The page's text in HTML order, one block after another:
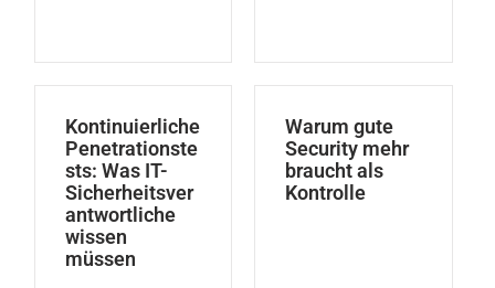
Kontinuierliche
Penetrationste
sts: Was IT-
Sicherheitsver
antwortliche
wissen
müssen
Warum gute
Security mehr
braucht als
Kontrolle